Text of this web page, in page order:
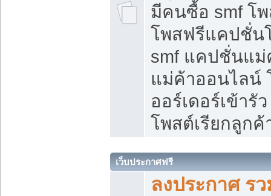
มีคนซื้อ smf โ
โพสฟรีแคปชั่น
smf แคปชั่นแ
แม่ค้าออนไลน์
ออร์เดอร์เข้ารั
โพสต์เรียกลูกค้
เว็บประกาศฟรี
ลงประกาศ ร